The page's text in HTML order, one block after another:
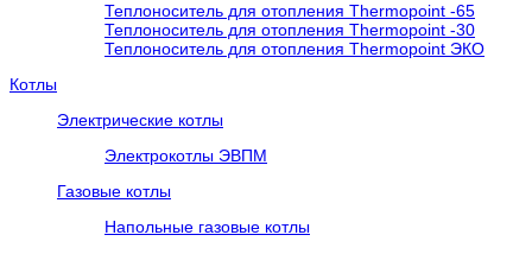
Теплоноситель для отопления Thermopoint -65
Теплоноситель для отопления Thermopoint -30
Теплоноситель для отопления Thermopoint ЭКО
Котлы
Электрические котлы
Электрокотлы ЭВПМ
Газовые котлы
Напольные газовые котлы